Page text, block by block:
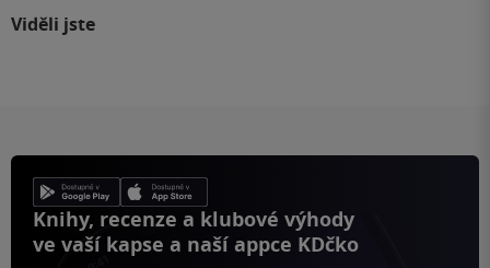
Viděli jste
Knihy, recenze a klubové výhody
ve vaší kapse a naší appce KDčko